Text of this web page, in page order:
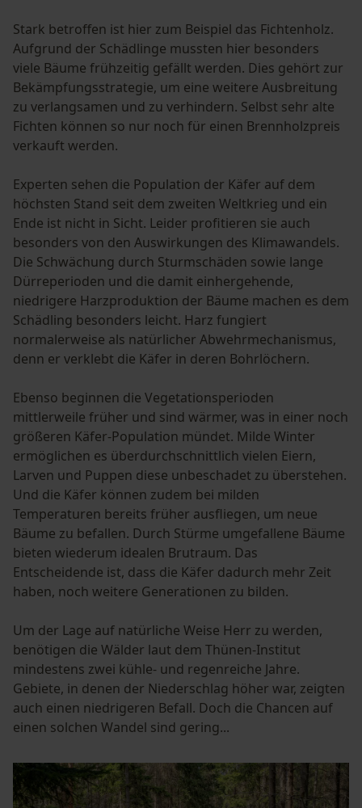
Stark betroffen ist hier zum Beispiel das Fichtenholz.
Aufgrund der Schädlinge mussten hier besonders
viele Bäume frühzeitig gefällt werden. Dies gehört zur
Bekämpfungsstrategie, um eine weitere Ausbreitung
zu verlangsamen und zu verhindern. Selbst sehr alte
Fichten können so nur noch für einen Brennholzpreis
verkauft werden.
Experten sehen die Population der Käfer auf dem
höchsten Stand seit dem zweiten Weltkrieg und ein
Ende ist nicht in Sicht. Leider profitieren sie auch
besonders von den Auswirkungen des Klimawandels.
Die Schwächung durch Sturmschäden sowie lange
Dürreperioden und die damit einhergehende,
niedrigere Harzproduktion der Bäume machen es dem
Schädling besonders leicht. Harz fungiert
normalerweise als natürlicher Abwehrmechanismus,
denn er verklebt die Käfer in deren Bohrlöchern.
Ebenso beginnen die Vegetationsperioden
mittlerweile früher und sind wärmer, was in einer noch
größeren Käfer-Population mündet. Milde Winter
ermöglichen es überdurchschnittlich vielen Eiern,
Larven und Puppen diese unbeschadet zu überstehen.
Und die Käfer können zudem bei milden
Temperaturen bereits früher ausfliegen, um neue
Bäume zu befallen. Durch Stürme umgefallene Bäume
bieten wiederum idealen Brutraum. Das
Entscheidende ist, dass die Käfer dadurch mehr Zeit
haben, noch weitere Generationen zu bilden.
Um der Lage auf natürliche Weise Herr zu werden,
benötigen die Wälder laut dem Thünen-Institut
mindestens zwei kühle- und regenreiche Jahre.
Gebiete, in denen der Niederschlag höher war, zeigten
auch einen niedrigeren Befall. Doch die Chancen auf
einen solchen Wandel sind gering...